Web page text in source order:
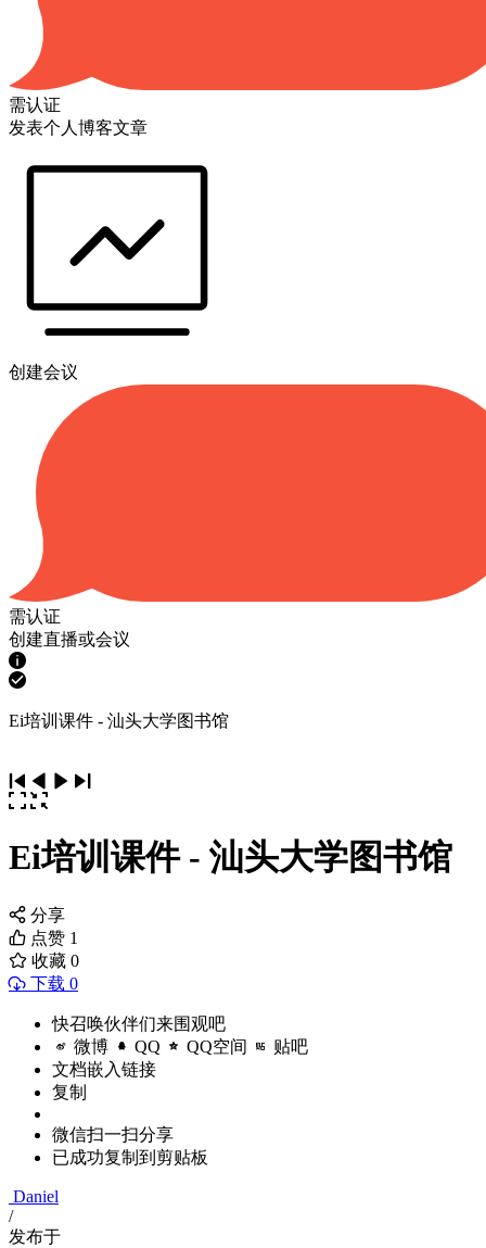
需认证
发表个人博客文章
创建会议
需认证
创建直播或会议
Ei培训课件 - 汕头大学图书馆
Ei培训课件 - 汕头大学图书馆
分享
点赞 1
收藏 0
下载 0
快召唤伙伴们来围观吧
微博 QQ QQ空间 贴吧
文档嵌入链接
复制
微信扫一扫分享
已成功复制到剪贴板
Daniel
/
发布于